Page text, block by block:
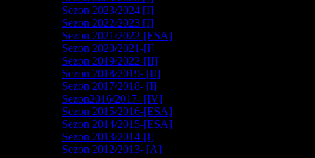
Sezon 2023/2024 [I]
Sezon 2022/2023 [I]
Sezon 2021/2022-[ESA]
Sezon 2020/2021-[I]
Sezon 2019/2022-[II]
Sezon 2018/2019- [II]
Sezon 2017/2018- [I]
Sezon2016/2017- [IV]
Sezon 2015/2016-[ESA]
Sezon 2014/2015-[ESA]
Sezon 2013/2014-[I]
Sezon 2012/2013- [A]